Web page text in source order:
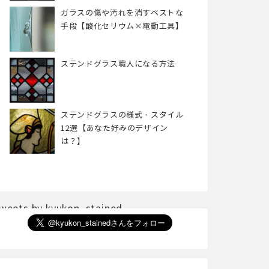
ガラスの傷や汚れを消すベストな
手段【酸化セリウム×電動工具】
ステンドグラス職人になる方法
ステンドグラスの様式・スタイル
12選【あなた好みのデザイン
は？】
by kyukon_stained